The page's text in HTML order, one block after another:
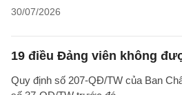
30/07/2026
19 điều Đảng viên không
Quy định số 207-QĐ/TW của Ban